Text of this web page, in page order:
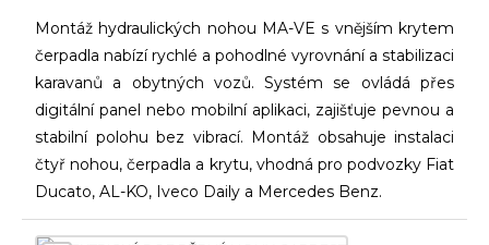
Montáž hydraulických nohou MA-VE s vnějším krytem
čerpadla nabízí rychlé a pohodlné vyrovnání a stabilizaci
karavanů a obytných vozů. Systém se ovládá přes
digitální panel nebo mobilní aplikaci, zajišťuje pevnou a
stabilní polohu bez vibrací. Montáž obsahuje instalaci
čtyř nohou, čerpadla a krytu, vhodná pro podvozky Fiat
Ducato, AL-KO, Iveco Daily a Mercedes Benz.